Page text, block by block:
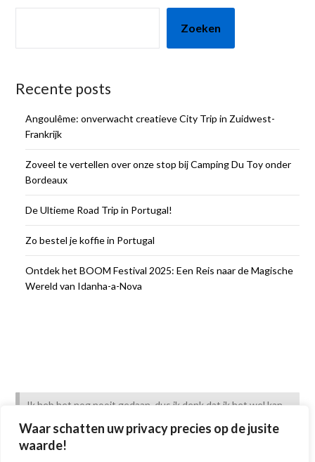
Waar schatten uw privacy precies op de jusite
waarde!
Zoeken
Recente posts
Angoulême: onverwacht creatieve City Trip in Zuidwest-
Frankrijk
Zoveel te vertellen over onze stop bij Camping Du Toy onder
Bordeaux
De Ultieme Road Trip in Portugal!
Zo bestel je koffie in Portugal
Ontdek het BOOM Festival 2025: Een Reis naar de Magische
Wereld van Idanha-a-Nova
Ik heb het nog nooit gedaan, dus ik denk dat ik het wel kan.